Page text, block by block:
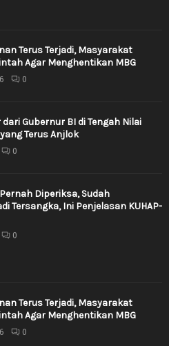
Terus Terjadi, Masyarakat
Agar Menghentikan MBG
0
Gubernur BI di Tengah Nilai
Terus Anjlok
0
Diperiksa, Sudah
Tersangka, Ini Penjelasan KUHAP-
0
Terus Terjadi, Masyarakat
Agar Menghentikan MBG
0